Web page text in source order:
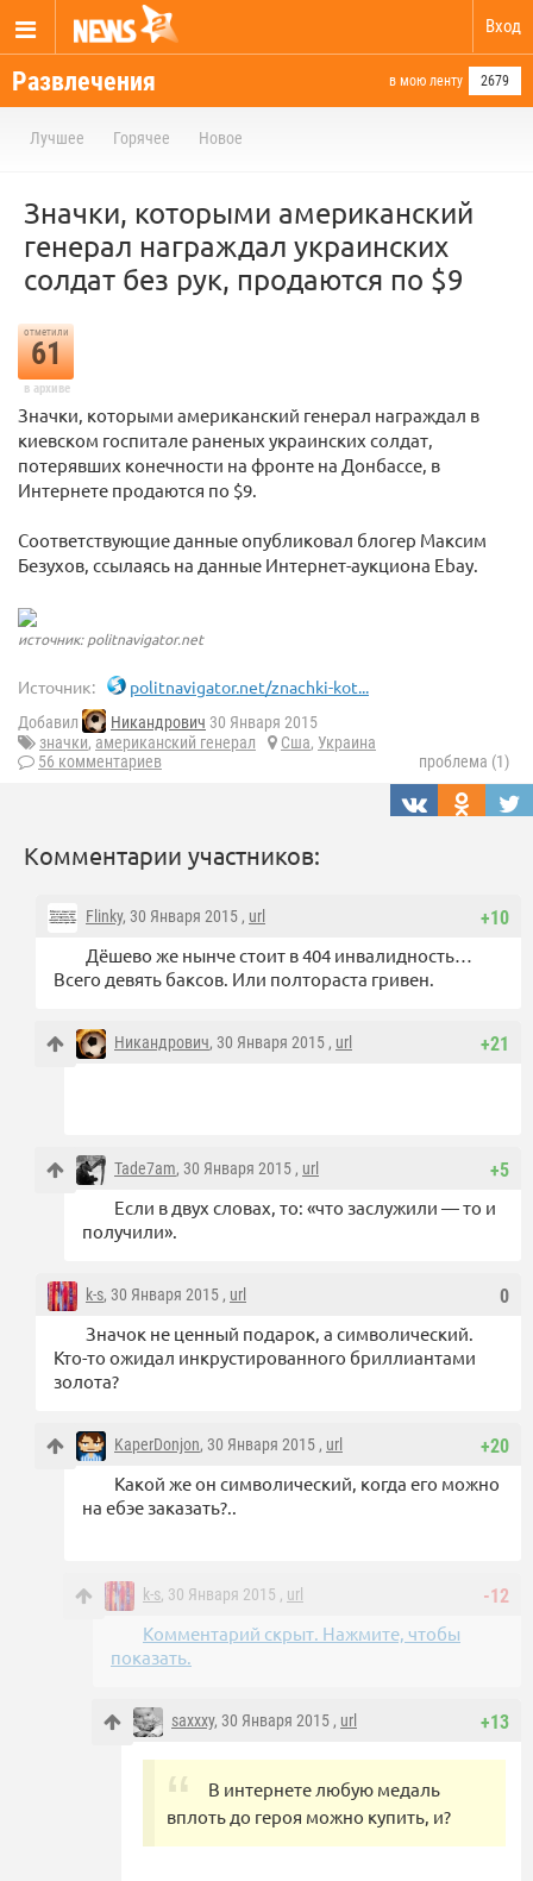
Вход
Развлечения в мою ленту 2679
Лучшее Горячее Новое
Значки, которыми американский
генерал награждал украинских
солдат без рук, продаются по $9
отметили
61
в архиве
Значки, которыми американский генерал награждал в
киевском госпитале раненых украинских солдат,
потерявших конечности на фронте на Донбассе, в
Интернете продаются по $9.
Соответствующие данные опубликовал блогер Максим
Безухов, ссылаясь на данные Интернет-аукциона Ebay.
источник: politnavigator.net
Источник: politnavigator.net/znachki-kot...
Добавил Никандрович 30 Января 2015
значки, американский генерал Сша, Украина
56 комментариев
проблема (1)
Комментарии участников:
+10
Flinky, 30 Января 2015 , url
Дёшево же нынче стоит в 404 инвалидность…
Всего девять баксов. Или полтораста гривен.
+21
Никандрович, 30 Января 2015 , url
+5
Tade7am, 30 Января 2015 , url
Если в двух словах, то: «что заслужили — то и
получили».
0
k-s, 30 Января 2015 , url
Значок не ценный подарок, а символический.
Кто-то ожидал инкрустированного бриллиантами
золота?
+20
KaperDonjon, 30 Января 2015 , url
Какой же он символический, когда его можно
на ебэе заказать?..
-12
k-s, 30 Января 2015 , url
Комментарий скрыт. Нажмите, чтобы
показать.
+13
saxxxy, 30 Января 2015 , url
В интернете любую медаль
вплоть до героя можно купить, и?